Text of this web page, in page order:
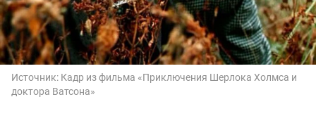
Источник: Кадр из фильма «Приключения Шерлока Холмса и
доктора Ватсона»